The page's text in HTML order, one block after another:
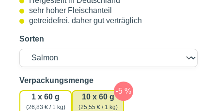
sehr hoher Fleischanteil
getreidefrei, daher gut verträglich
Sorten
Verpackungsmengeauswählen
1 x 60 g
(26,83 € / 1 kg)
10 x 60 g
(25,55 € / 1 kg)